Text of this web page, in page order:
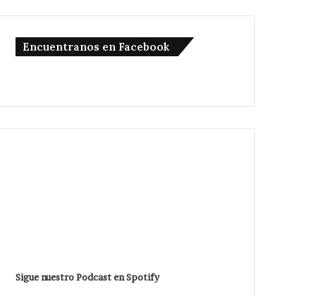
Encuentranos en Facebook
Sigue nuestro Podcast en Spotify